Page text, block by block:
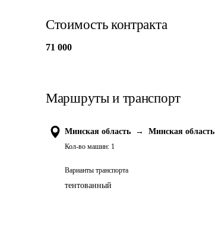
Стоимость контракта
71 000
Маршруты и транспорт
Минская область → Минская область
Кол-во машин: 1
Варианты транспорта
тентованный